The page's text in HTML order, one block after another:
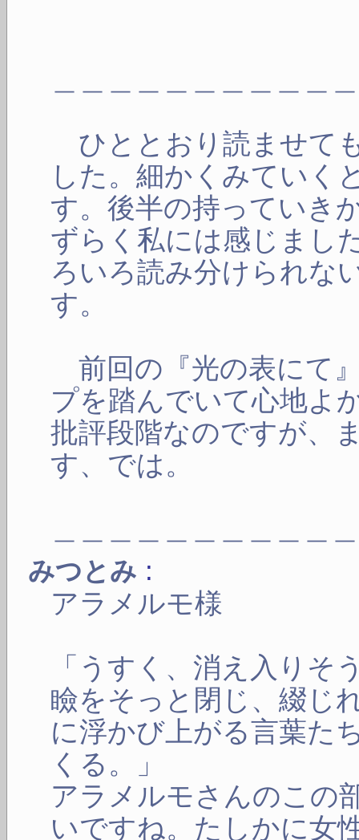
ひととおり読ませて
した。細かくみていく
す。後半の持っていき
ずらく私には感じまし
ろいろ読み分けられな
す。
前回の『光の表にて
プを踏んでいて心地よ
批評段階なのですが、
す、では。
みつとみ :
アラメルモ様
「うすく、消え入りそ
瞼をそっと閉じ、綴
に浮かび上がる言葉た
くる。」
アラメルモさんのこの
いですね。たしかに女